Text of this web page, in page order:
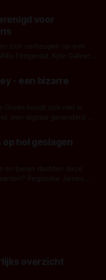
topic deze keer is (kon
Kijk je mee?
voor
zich verheugen op een
Fitzgerald, Kyle Gallner
feature waarvoor de
- een bizarre
Groen houdt zich niet in
een digitaal gerenderd en
maar onheilspellends,
Groen met ieder woord
op hol geslagen
en beren dachten deze
Regisseur James
overzicht